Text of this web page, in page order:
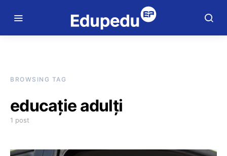
BROWSING TAG
educație adulți
1 post